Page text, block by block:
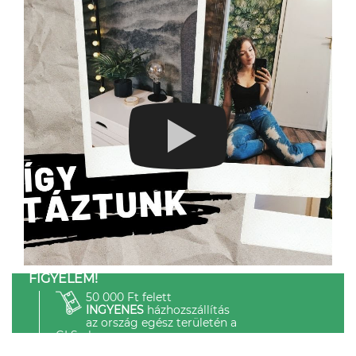
FIGYELEM!
50 000 Ft felett
INGYENESházhozszállítás
az ország egész területén a
GLS-el.